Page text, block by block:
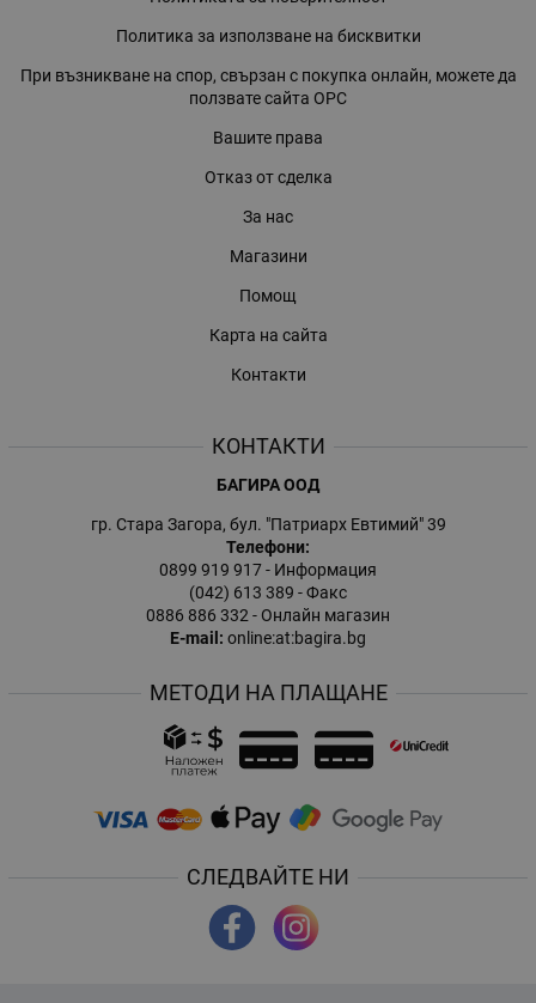
Политика за използване на бисквитки
При възникване на спор, свързан с покупка онлайн, можете да
ползвате сайта ОРС
Вашите права
Отказ от сделка
За нас
Магазини
Помощ
Карта на сайта
Контакти
КОНТАКТИ
БАГИРА ООД
гр. Стара Загора, бул. "Патриарх Евтимий" 39
Телефони:
0899 919 917- Информация
(042) 613 389 - Факс
0886 886 332 - Онлайн магазин
E-mail: online:at:bagira.bg
МЕТОДИ НА ПЛАЩАНЕ
СЛЕДВАЙТЕ НИ